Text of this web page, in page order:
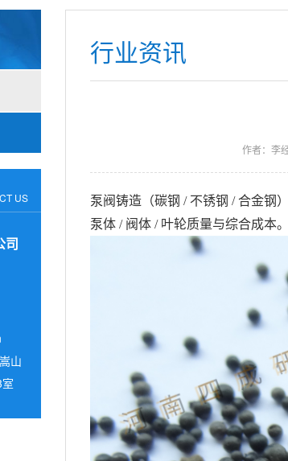
US
司
山
行业资讯
作者：李
泵阀铸造（碳钢 / 不锈钢 / 合金钢
泵体 / 阀体 / 叶轮质量与综合成本。